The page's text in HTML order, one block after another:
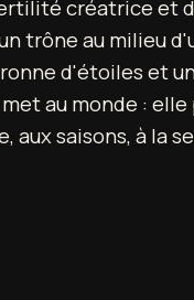
créatrice et
trône au milieu
d'étoiles et
au monde :
aux saisons, à la